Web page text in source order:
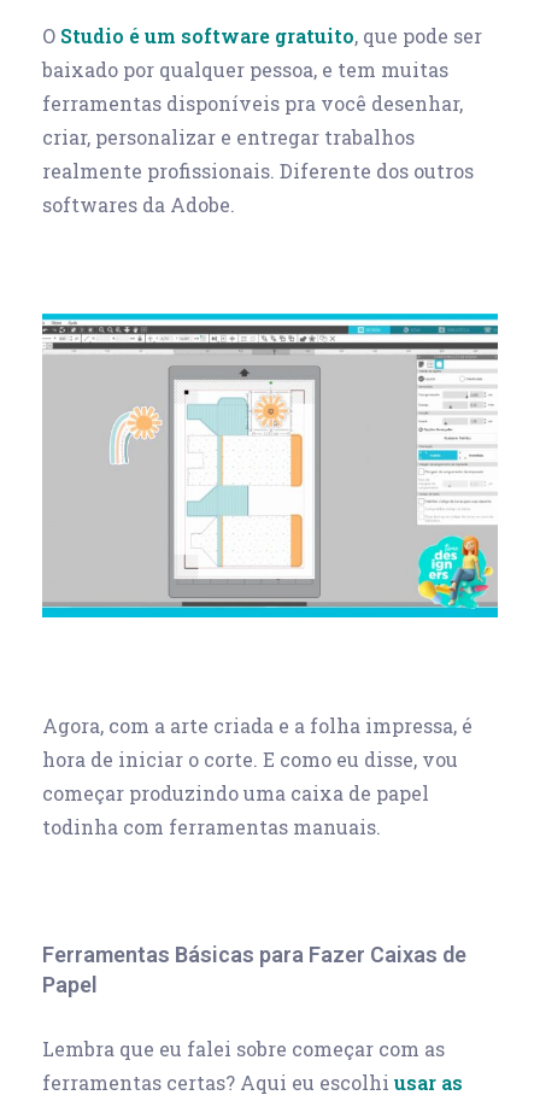
O Studio é um software gratuito, que pode ser
baixado por qualquer pessoa, e tem muitas
ferramentas disponíveis pra você desenhar,
criar, personalizar e entregar trabalhos
realmente profissionais. Diferente dos outros
softwares da Adobe.
Agora, com a arte criada e a folha impressa, é
hora de iniciar o corte. E como eu disse, vou
começar produzindo uma caixa de papel
todinha com ferramentas manuais.
Ferramentas Básicas para Fazer Caixas de
Papel
Lembra que eu falei sobre começar com as
ferramentas certas? Aqui eu escolhi usar as